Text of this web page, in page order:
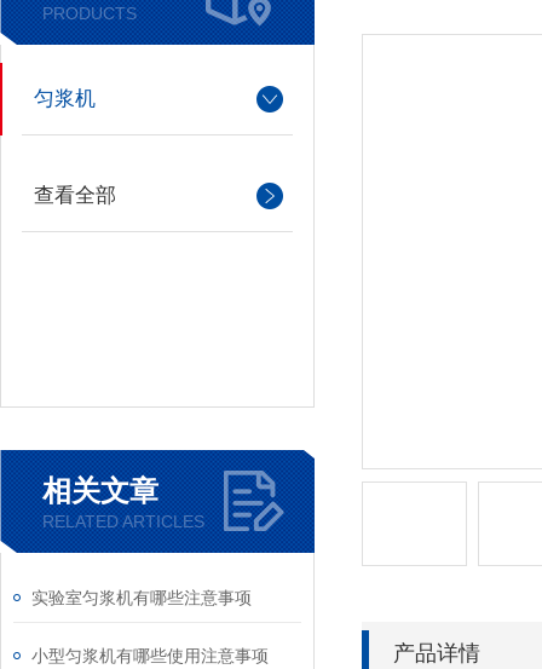
PRODUCTS
匀浆机
查看全部
相关文章
RELATED ARTICLES
实验室匀浆机有哪些注意事项
小型匀浆机有哪些使用注意事项 产品详情